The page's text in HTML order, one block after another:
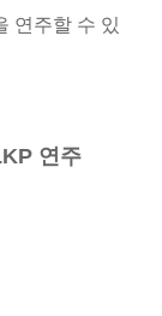
연주할 수 있
연주